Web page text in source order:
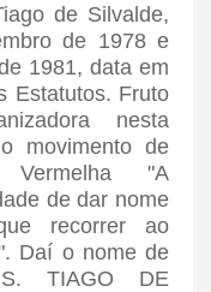
de Silvalde,
de 1978 e
1981, data em
Estatutos. Fruto
nesta
movimento de
"A
de dar nome
recorrer ao
Daí o nome de
S. TIAGO DE